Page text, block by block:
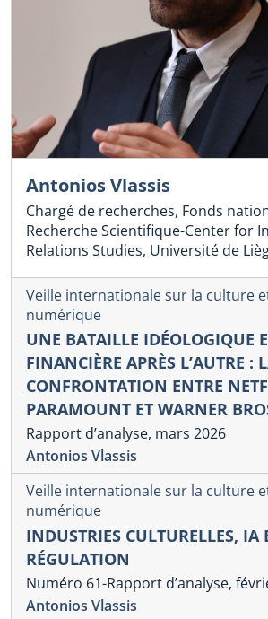
Antonios Vlassis
Chargé de recherches, Fonds
Recherche Scientifique-Center for
Relations Studies, Université de
Veille internationale sur la culture
numérique
UNE BATAILLE IDÉOLOGIQUE
FINANCIÈRE APRÈS L’AUTRE :
CONFRONTATION ENTRE
PARAMOUNT ET WARNER
Rapport d’analyse, mars 2026
Antonios Vlassis
Veille internationale sur la culture
numérique
INDUSTRIES CULTURELLES, IA
RÉGULATION
Numéro 61-Rapport d’analyse,
Antonios Vlassis